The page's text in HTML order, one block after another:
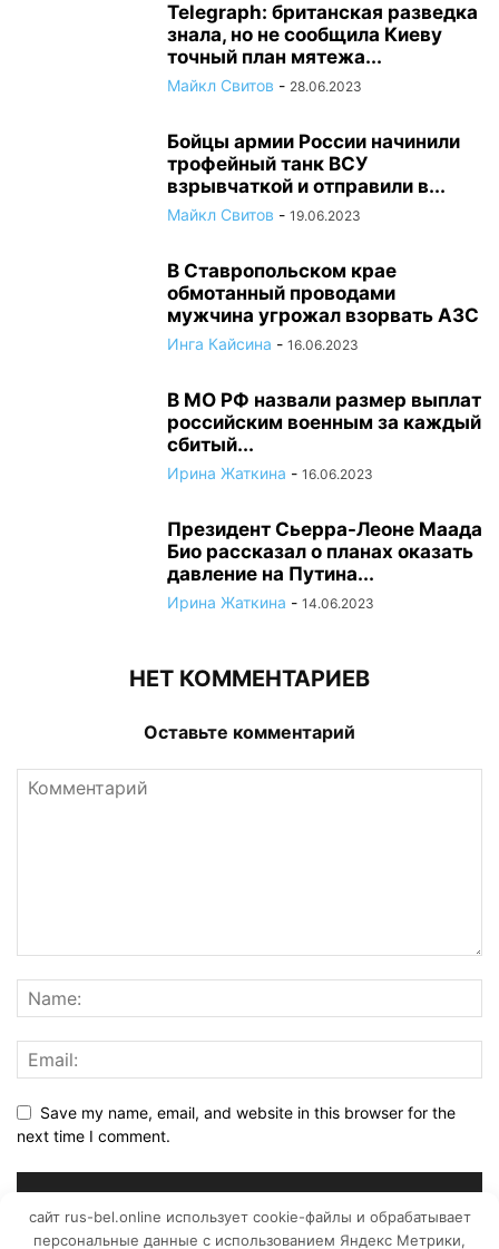
Telegraph: британская разведка
знала, но не сообщила Киеву
точный план мятежа...
Майкл Свитов - 28.06.2023
Бойцы армии России начинили
трофейный танк ВСУ
взрывчаткой и отправили в...
Майкл Свитов - 19.06.2023
В Ставропольском крае
обмотанный проводами
мужчина угрожал взорвать АЗС
Инга Кайсина - 16.06.2023
В МО РФ назвали размер выплат
российским военным за каждый
сбитый...
Ирина Жаткина - 16.06.2023
Президент Сьерра-Леоне Маада
Био рассказал о планах оказать
давление на Путина...
Ирина Жаткина - 14.06.2023
НЕТ КОММЕНТАРИЕВ
Оставьте комментарий
Save my name, email, and website in this browser for the
next time I comment.
сайт rus-bel.online использует cookie-файлы и обрабатывает
персональные данные с использованием Яндекс Метрики,